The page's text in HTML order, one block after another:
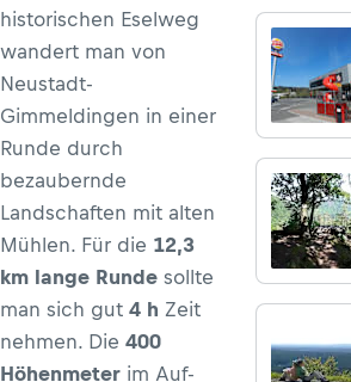
historischen Eselweg
wandert man von
Neustadt-
Gimmeldingen in einer
Runde durch
bezaubernde
Landschaften mit alten
Mühlen. Für die 12,3
km lange Runde sollte
man sich gut 4 h Zeit
nehmen. Die 400
Höhenmeter im Auf-